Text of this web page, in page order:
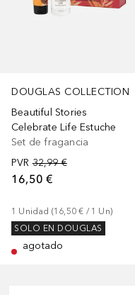
DOUGLAS COLLECTION
Beautiful Stories
Celebrate Life Estuche
Set de fragancia
PVR 32,99 €
16,50 €
1 Unidad (16,50 € / 1 Un)
SOLO EN DOUGLAS
agotado